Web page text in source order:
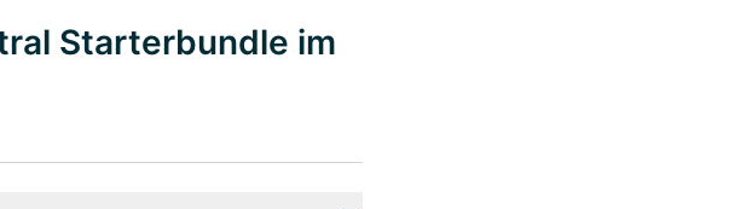
Starterbundle im